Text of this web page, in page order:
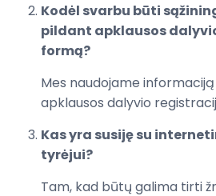
Kodėl svarbu būti
pildant apklausos
formą?
Mes naudojame
apklausos dalyvio
Kas yra susiję su
tyrėjui?
Tam, kad būtų galima tirti